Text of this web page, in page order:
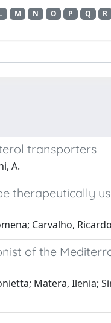
M N O P Q R
transporters
A.
therapeutically
Carvalho,
of the
Matera, Ilenia;